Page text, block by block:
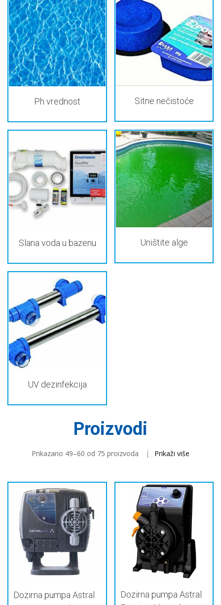
Ph vrednost Sitne nečistoće
Slana voda u bazenu Uništite alge
UV dezinfekcija
Proizvodi
Prikazano 49–60 od 75 proizvoda Prikaži više
Dozirna pumpa Astral
Dozirna pumpa Astral